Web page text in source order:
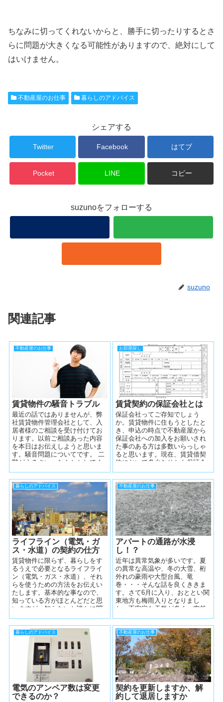
ちなみに切ってくれないからと、勝手に切ったりするとさ
らに問題が大きくなる可能性がありますので、絶対にして
はいけません。
不動産屋のお仕事 暮らしのアドバイス
シェアする
Twitter Facebook はてブ
Pocket LINE コピー
suzunoをフォローする
suzuno
関連記事
不動産屋のお仕事
賃貸物件の騒音トラブル
最近の話ではありませんが、弊
社賃貸物件管理会社として、入
居者様のご相談を受け付けてお
ります。以前ご相談あった内容
を本日はお伝えしようと思いま
す。騒音問題についてです。 二
階がうるさい、なんとかしてく
お部屋探し
賃貸契約の保証会社とは
保証会社ってご存知でしょう
か。賃貸物件に住もうとしたと
き、申込の時点で不動産屋から
保証会社への加入をお願いされ
た事のある方は多数いらっしゃ
ると思います。現在、賃貸借契
約において多少なりとも保証会
70％以上あるそ...
暮らしのアドバイス
ライフライン（電気・ガ
ス・水道）の契約の仕方
賃貸物件に限らず、暮らしをす
るうえで必要となるライフライ
ン（電気・ガス・水道）、それ
らを使うための方法をお伝えい
たします。基本的な事なので、
知っている方がほとんどだと思
いますが、知らないと誰かに聞
ですので、こっ...
不動産屋のお仕事
アパートの通路が水浸
し！？
近年は異常気象が多いです。夏
の異常な高温や、冬の大雪、桁
外れの豪雨や大型台風、竜
巻・・・そんな話を良くききま
す。さて6月に入り、おととい関
東地方も梅雨入りとなりまし
た。不安定な天気が多く、突然
た梅雨開け近くには...
暮らしのアドバイス
電気のアンペア数は変更
できるのか？
不動産屋のお仕事
契約を更新しますか、解
約して退居しますか